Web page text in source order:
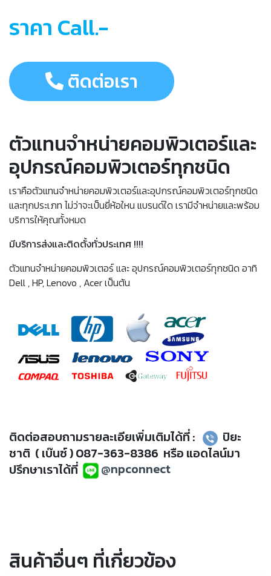
ราคา Call.-
ติดต่อเรา
ตัวแทนจำหน่ายคอมพิวเตอร์และ
อุปกรณ์คอมพิวเตอร์ทุกชนิด
เราคือตัวแทนจำหน่ายคอมพิวเตอร์และอุปกรณ์คอมพิวเตอร์ทุกชนิด
และทุกประเภท ไม่ว่าจะเป็นยี่ห้อใหน แบรนด์ใด เรามีจำหน่ายและพร้อม
บริการให้คุณทั้งหมด
มีบริการส่งและติดตั้งทั่วประเทศ !!!!
ตัวแทนจำหน่ายคอมพิวเตอร์ และ อุปกรณ์คอมพิวเตอร์ทุกชนิด อาทิ
Dell , HP, Lenovo , Acer เป็นต้น
ติดต่อสอบถามรายละเอียเพิ่มเติมได้ที่ :
ปิยะ
ชาติ ( เบ๊นซ์ ) 087-363-8386 หรือ แอดไลน์มา
ปรึกษาเราได้ที่
@npconnect
สินค้าอื่นๆ ที่เกี่ยวข้อง